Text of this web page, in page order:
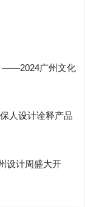
——2024广州文化
人设计诠释产品
设计周盛大开